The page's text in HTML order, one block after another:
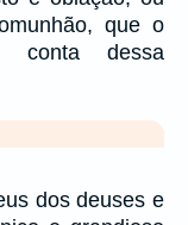
que o
conta dessa
dos deuses e